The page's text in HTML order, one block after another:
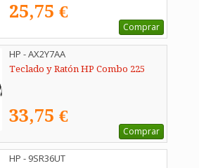
25,75 €
Comprar
HP - AX2Y7AA
Teclado y Ratón HP Combo 225
33,75 €
Comprar
HP - 9SR36UT